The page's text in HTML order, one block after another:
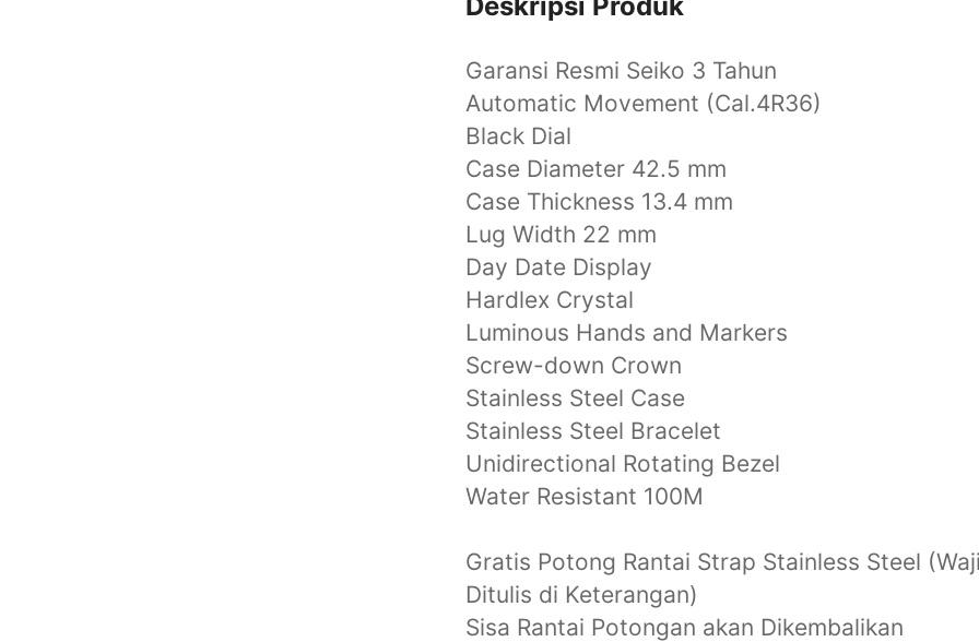
Garansi Resmi Seiko 3 Tahun
Automatic Movement (Cal.4R36)
Black Dial
Case Diameter 42.5 mm
Case Thickness 13.4 mm
Lug Width 22 mm
Day Date Display
Hardlex Crystal
Luminous Hands and Markers
Screw-down Crown
Stainless Steel Case
Stainless Steel Bracelet
Unidirectional Rotating Bezel
Water Resistant 100M
Gratis Potong Rantai Strap Stainless Steel
Ditulis di Keterangan)
Sisa Rantai Potongan akan Dikembalikan